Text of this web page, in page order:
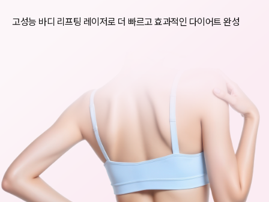
고성능 바디 리프팅 레이저로 더 빠르고 효과적인 다이어트 완성